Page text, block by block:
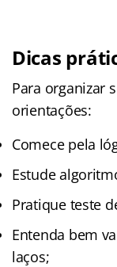
Dicas
Para organizar
orientações:
Comece pela
Estude
Pratique teste
Entenda bem
laços;